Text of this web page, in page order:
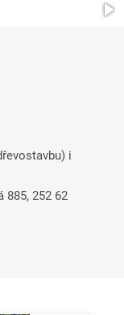
i
885, 252 62